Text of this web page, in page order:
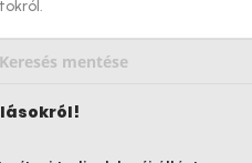
Keresés mentése